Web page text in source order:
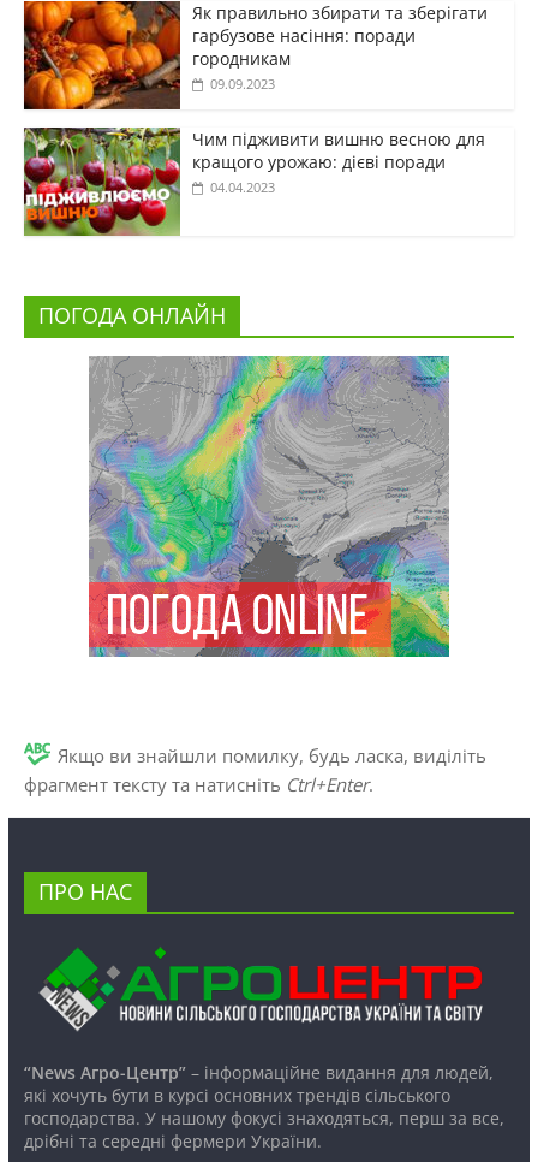
Як правильно збирати та зберігати
гарбузове насіння: поради
городникам
09.09.2023
Чим підживити вишню весною для
кращого урожаю: дієві поради
04.04.2023
ПОГОДА ОНЛАЙН
Якщо ви знайшли помилку, будь ласка, виділіть
фрагмент тексту та натисніть Ctrl+Enter.
ПРО НАС
“News Агро-Центр”– інформаційне видання для людей,
які хочуть бути в курсі основних трендів сільського
господарства. У нашому фокусі знаходяться, перш за все,
дрібні та середні фермери України.